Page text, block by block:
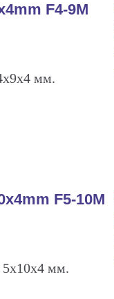
F4-9M
мм.
F5-10M
мм.